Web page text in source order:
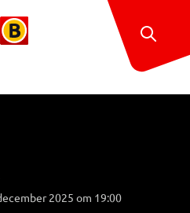
2025 om 19:00